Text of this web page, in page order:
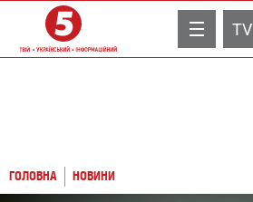
TV
ГОЛОВНА НОВИНИ